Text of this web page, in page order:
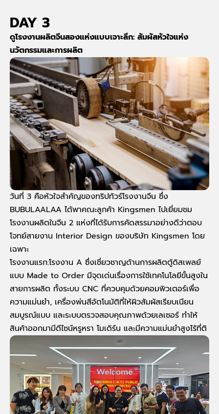
DAY 3
ดูโรงงานผลิตจีนสองแห่งแบบเจาะลึก: สัมผัสหัวใจแห่ง
นวัตกรรมและการผลิต
วันที่ 3 คือหัวใจสำคัญของทริปทัวร์โรงงานจีน ซึ่ง
BUBULAALAA ได้พาคณะลูกค้า Kingsmen ไปเยี่ยมชม
โรงงานผลิตในจีน 2 แห่งที่ได้รับการคัดสรรมาอย่างดีว่าตอบ
โจทย์สายงาน Interior Design ของบริษัท Kingsmen โดย
เฉพาะ
โรงงานแรก:โรงงาน A ซึ่งเชี่ยวชาญด้านการผลิตตู้ดิสเพลย์
แบบ Made to Order มีจุดเด่นเรื่องการใช้เทคโนโลยีขั้นสูงใน
สายการผลิต ทั้งระบบ CNC ที่ควบคุมด้วยคอมพิวเตอร์เพื่อ
ความแม่นยำ, เครื่องพ่นสีอัตโนมัติที่ให้ผิวสัมผัสเรียบเนียน
สมบูรณ์แบบ และระบบตรวจสอบคุณภาพด้วยเลเซอร์ ทำให้
สินค้าออกมามีดีไซน์หรูหรา โมเดิร์น และมีความแม่นยำสูงไร้ที่ติ